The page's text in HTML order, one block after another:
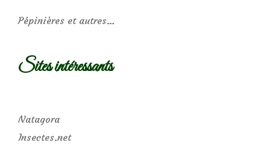
Pépinières et autres…
Sites intéressants
Natagora
Insectes.net